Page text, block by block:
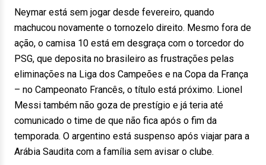
Neymar está sem jogar desde fevereiro, quando
machucou novamente o tornozelo direito. Mesmo fora de
ação, o camisa 10 está em desgraça com o torcedor do
PSG, que deposita no brasileiro as frustrações pelas
eliminações na Liga dos Campeões e na Copa da França
– no Campeonato Francês, o título está próximo. Lionel
Messi também não goza de prestígio e já teria até
comunicado o time de que não fica após o fim da
temporada. O argentino está suspenso após viajar para a
Arábia Saudita com a família sem avisar o clube.